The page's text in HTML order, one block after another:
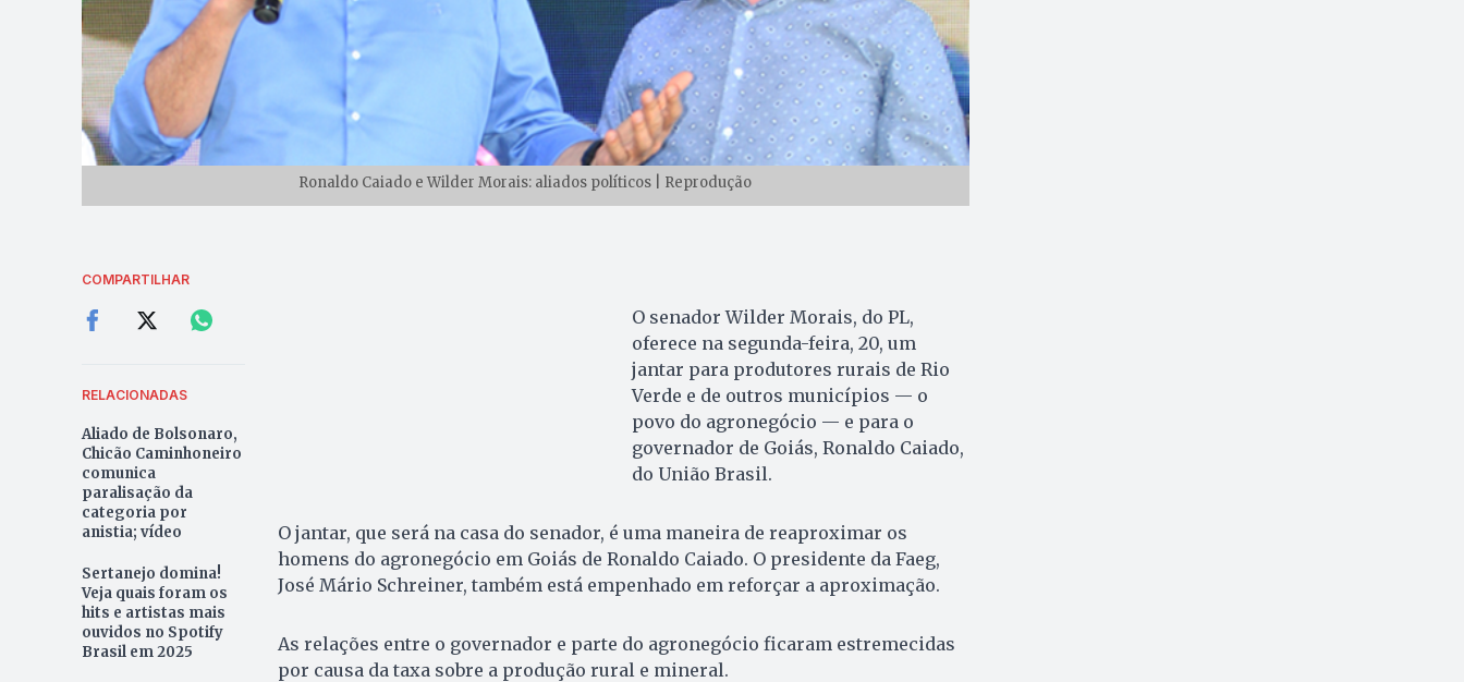
Ronaldo Caiado e Wilder Morais: aliados políticos | Reprodução
COMPARTILHAR
RELACIONADAS
Aliado de Bolsonaro,
Chicão Caminhoneiro
comunica
paralisação da
categoria por
anistia; vídeo
Sertanejo domina!
Veja quais foram os
hits e artistas mais
ouvidos no Spotify
Brasil em 2025
O senador Wilder Morais, do PL,
oferece na segunda-feira, 20, um
jantar para produtores rurais de Rio
Verde e de outros municípios — o
povo do agronegócio — e para o
governador de Goiás, Ronaldo Caiado,
do União Brasil.
O jantar, que será na casa do senador, é uma maneira de reaproximar os
homens do agronegócio em Goiás de Ronaldo Caiado. O presidente da Faeg,
José Mário Schreiner, também está empenhado em reforçar a aproximação.
As relações entre o governador e parte do agronegócio ficaram estremecidas
por causa da taxa sobre a produção rural e mineral.